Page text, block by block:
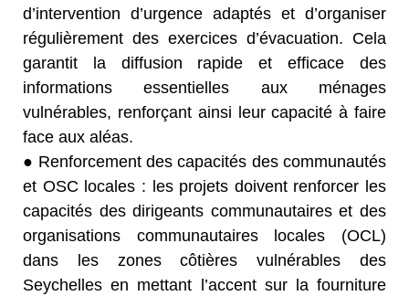
d’intervention d’urgence adaptés et d’organiser
régulièrement des exercices d’évacuation. Cela
garantit la diffusion rapide et efficace des
informations essentielles aux ménages
vulnérables, renforçant ainsi leur capacité à faire
face aux aléas.
● Renforcement des capacités des communautés
et OSC locales : les projets doivent renforcer les
capacités des dirigeants communautaires et des
organisations communautaires locales (OCL)
dans les zones côtières vulnérables des
Seychelles en mettant l’accent sur la fourniture